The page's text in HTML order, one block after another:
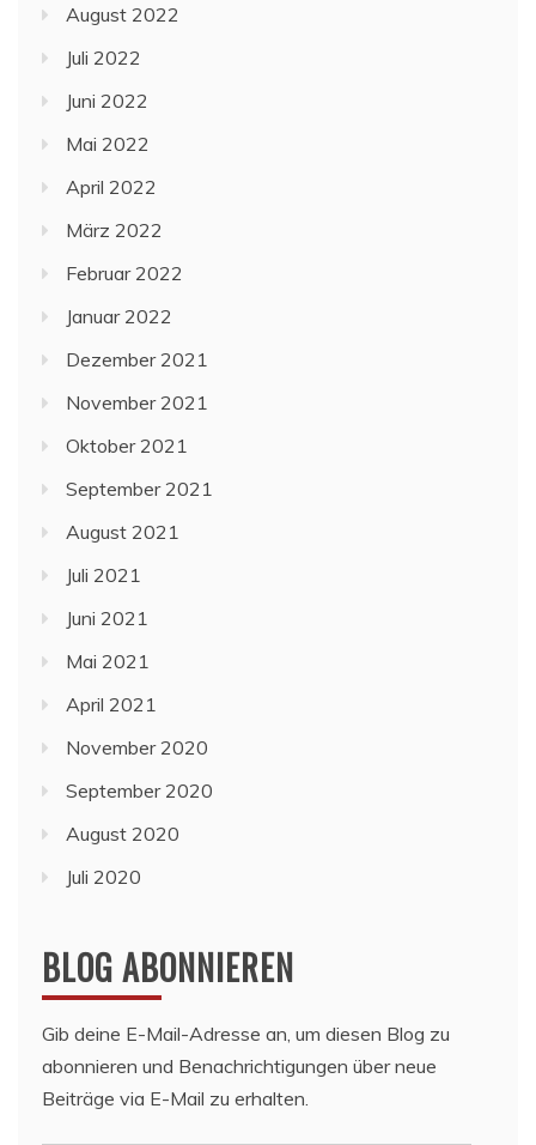
August 2022
Juli 2022
Juni 2022
Mai 2022
April 2022
März 2022
Februar 2022
Januar 2022
Dezember 2021
November 2021
Oktober 2021
September 2021
August 2021
Juli 2021
Juni 2021
Mai 2021
April 2021
November 2020
September 2020
August 2020
Juli 2020
BLOG ABONNIEREN
Gib deine E-Mail-Adresse an, um diesen Blog zu
abonnieren und Benachrichtigungen über neue
Beiträge via E-Mail zu erhalten.